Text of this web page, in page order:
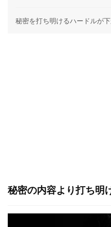
秘密を打ち明けるハードルが
秘密の内容より打ち明